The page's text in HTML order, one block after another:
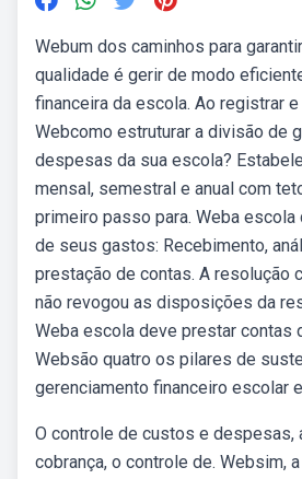
Webum dos caminhos para
qualidade é gerir de modo
financeira da escola. Ao registrar
Webcomo estruturar a divisão de
despesas da sua escola?
mensal, semestral e anual com
primeiro passo para. Weba
de seus gastos: Recebimento,
prestação de contas. A resolução
não revogou as disposições da
Weba escola deve prestar contas
Websão quatro os pilares de
gerenciamento financeiro escolar
O controle de custos e despesas,
cobrança, o controle de. Websim,